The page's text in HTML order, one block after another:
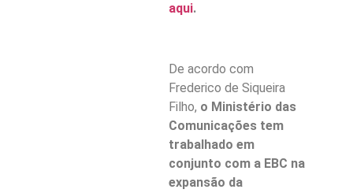
aqui.
De acordo com
Frederico de Siqueira
Filho, o Ministério das
Comunicações tem
trabalhado em
conjunto com a EBC na
expansão da